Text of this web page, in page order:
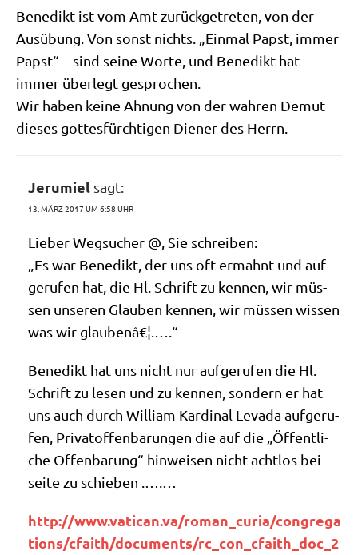
Bene­dikt ist vom Amt zurück­ge­tre­ten, von der
Aus­übung. Von sonst nichts. „Ein­mal Papst, immer
Papst“ – sind sei­ne Wor­te, und Bene­dikt hat
immer über­legt gesprochen.
Wir haben kei­ne Ahnung von der wah­ren Demut
die­ses got­tes­fürch­ti­gen Die­ner des Herrn.
Jerumiel sagt:
13. MÄRZ 2017 UM 6:58 UHR
Lie­ber Weg­su­cher @, Sie schreiben:
„Es war Bene­dikt, der uns oft ermahnt und auf­
ge­ru­fen hat, die Hl. Schrift zu ken­nen, wir müs­
sen unse­ren Glau­ben ken­nen, wir müs­sen wis­sen
was wir glaubenâ€¦.….“
Bene­dikt hat uns nicht nur auf­ge­ru­fen die Hl.
Schrift zu lesen und zu ken­nen, son­dern er hat
uns auch durch Wil­liam Kar­di­nal Leva­da auf­ge­ru­
fen, Pri­vat­of­fen­ba­run­gen die auf die „Öffent­li­
che Offen­ba­rung“ hin­wei­sen nicht acht­los bei­
sei­te zu schieben .….…
http://​www​.vati​can​.va/​r​o​m​a​n​_​c​u​r​i​a​/​c​o​n​g​r​e​g​a​
t​i​o​n​s​/​c​f​a​i​t​h​/​d​o​c​u​m​e​n​t​s​/​r​c​_​c​o​n​_​c​f​a​i​t​h​_​d​o​c​_​2​